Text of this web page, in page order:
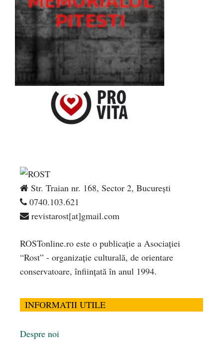
Str. Traian nr. 168, Sector 2, București
0740.103.621
revistarost[at]gmail.com
ROSTonline.ro este o publicaţie a Asociaţiei
“Rost” - organizaţie culturală, de orientare
conservatoare, înfiinţată în anul 1994.
INFORMATII UTILE
Despre noi